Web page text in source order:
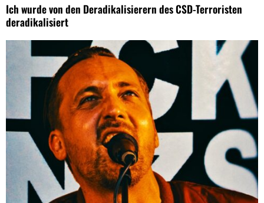
Ich wurde von den Deradikalisierern des CSD-Terroristen
deradikalisiert